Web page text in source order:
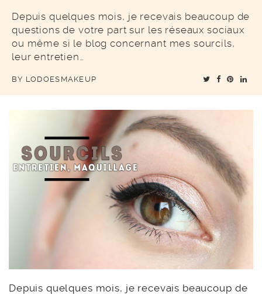
Depuis quelques mois, je recevais beaucoup de
questions de votre part sur les réseaux sociaux
ou même si le blog concernant mes sourcils,
leur entretien…
BY LODOESMAKEUP
Depuis quelques mois, je recevais beaucoup de